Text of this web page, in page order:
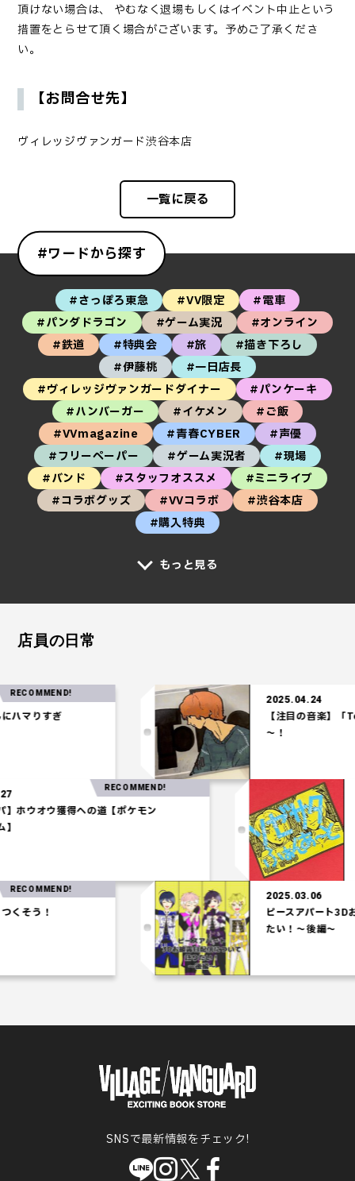
頂けない場合は、 やむなく退場もしくはイベント中止という
措置をとらせて頂く場合がございます。予めご了承くださ
い。
【お問合せ先】
ヴィレッジヴァンガード渋谷本店
一覧に戻る
#ワードから探す
#さっぽろ東急 #VV限定
#電車
#パンダドラゴン
#ゲーム実況
#オンライン
#鉄道
#特典会 #旅
#描き下ろし
#伊藤桃
#一日店長
#ヴィレッジヴァンガードダイナー
#パンケーキ
#ハンバーガー
#イケメン
#ご飯
#VVmagazine
#青春CYBER
#声優
#フリーペーパー
#ゲーム実況者
#現場
#バンド
#スタッフオススメ
#ミニライブ
#コラボグッズ
#VVコラボ
#渋谷本店
#購入特典
もっと見る
店員の日常
すぎ
2025.04.24
【注目の音楽】「Tele」の
～！
水統一パ】ホウオウ獲得への道【ポケモン
ロシアム】
RECOMMEND!
！
2025.03.06
ピースアパート3Dお披露目
たい！～後編～
SNSで最新情報をチェック!